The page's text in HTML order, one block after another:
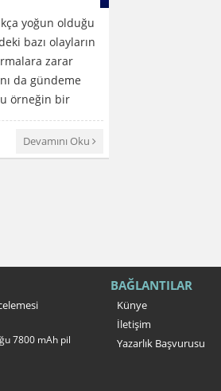
yoğun olduğu
bazı olayların
zarar
da gündeme
örneğin bir
Devamını Oku
7800 mAh pil
BAĞLANTILAR
Künye
İletişim
Yazarlık Başvurusu